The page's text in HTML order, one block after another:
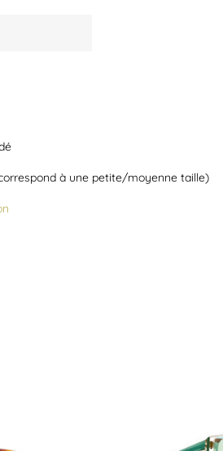
à une petite/moyenne taille)